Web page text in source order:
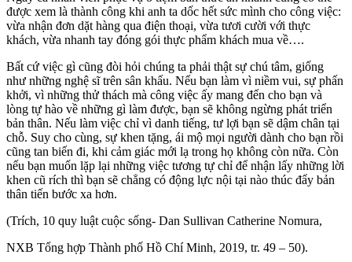
được xem là thành công khi anh ta dốc hết sức mình cho công việc:
vừa nhận đơn dặt hàng qua điện thoại, vừa tươi cười với thực
khách, vừa nhanh tay đóng gói thực phẩm khách mua về….
Bất cứ việc gì cũng đòi hỏi chúng ta phải thật sự chú tâm, giống
như những nghệ sĩ trên sân khấu. Nếu bạn làm vì niềm vui, sự phấn
khởi, vì những thử thách mà công việc ấy mang đến cho bạn và
lòng tự hào về những gì làm được, bạn sẽ không ngừng phát triển
bản thân. Nếu làm việc chỉ vì danh tiếng, tư lợi bạn sẽ dậm chân tại
chỗ. Suy cho cùng, sự khen tặng, ái mộ mọi người dành cho bạn rồi
cũng tan biến đi, khi cảm giác mới lạ trong họ không còn nữa. Còn
nếu bạn muốn lặp lại những việc tương tự chỉ để nhận lấy những lời
khen cũ rích thì bạn sẽ chẳng có động lực nội tại nào thúc đẩy bản
thân tiến bước xa hơn.
(Trích, 10 quy luật cuộc sống- Dan Sullivan Catherine Nomura,
NXB Tổng hợp Thành phố Hồ Chí Minh, 2019, tr. 49 – 50).